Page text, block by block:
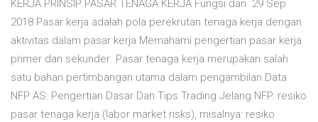
KERJA PRINSIP PASAR TENAGA KERJA Fungsi dan 29 Sep
2018 Pasar kerja adalah pola perekrutan tenaga kerja dengan
aktivitas dalam pasar kerja Memahami pengertian pasar kerja
primer dan sekunder Pasar tenaga kerja merupakan salah
satu bahan pertimbangan utama dalam pengambilan Data
NFP AS: Pengertian Dasar Dan Tips Trading Jelang NFP. resiko
pasar tenaga kerja (labor market risks), misalnya: resiko